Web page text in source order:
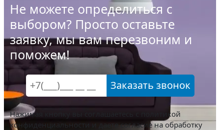
Не можете определиться с
выбором? Просто оставьте
заявку, мы вам перезвоним и
поможем!
Заказать звонок
Нажимая кнопку вы соглашаетесь с
политикой
конфиденциальности и даете согласие на обработку